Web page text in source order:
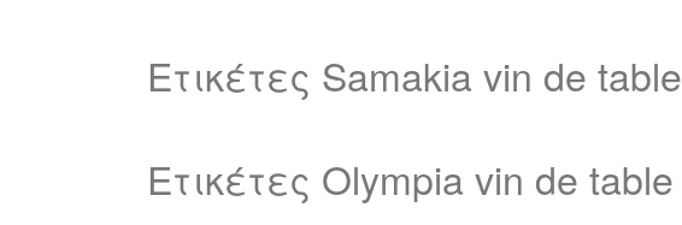
Ετικέτες Samakia vin de table
Ετικέτες Olympia vin de table